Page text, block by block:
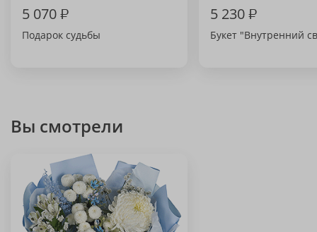
5 070₽
Подарок судьбы
5 230₽
Букет "Внутренний
Вы смотрели